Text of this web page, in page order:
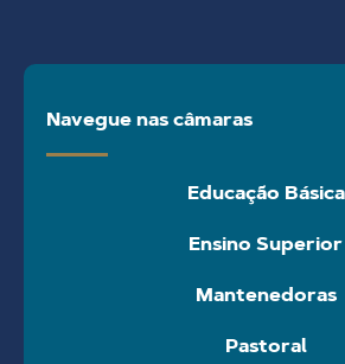
Navegue nas câmaras
Educação Básica
Ensino Superior
Mantenedoras
Pastoral